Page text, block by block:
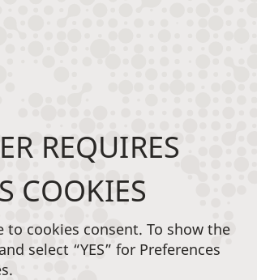
REQUIRES
COOKIES
cookies consent. To show the
select “YES” for Preferences